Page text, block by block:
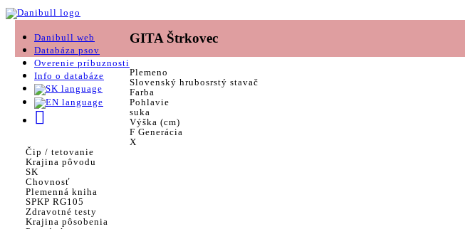
Danibull web
Databáza psov
Overenie príbuznosti
Info o databáze
GITA Štrkovec
Plemeno
Slovenský hrubosrstý stavač
Farba
Pohlavie
suka
Výška (cm)
F Generácia
X
Čip / tetovanie
Krajina pôvodu
SK
Chovnosť
Plemenná kniha
SPKP RG105
Zdravotné testy
Krajina pôsobenia